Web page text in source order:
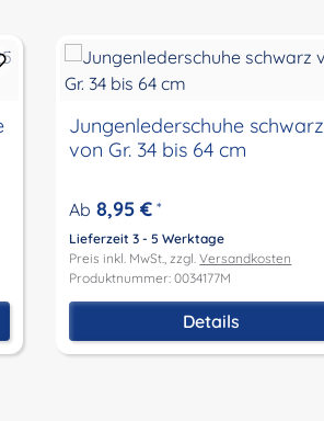
Jungenlederschuhe schwarz
von Gr. 34 bis 64 cm
Ab 8,95 € *
Lieferzeit 3 - 5 Werktage
Preis inkl. MwSt., zzgl.Versandkosten
Produktnummer: 0034177M
Details